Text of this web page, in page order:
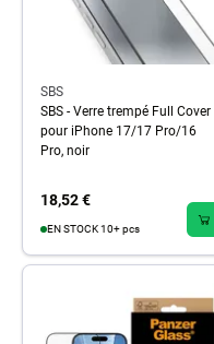
SBS
SBS - Verre trempé Full Cover
pour iPhone 17/17 Pro/16
Pro, noir
18,52 €
EN STOCK 10+ pcs